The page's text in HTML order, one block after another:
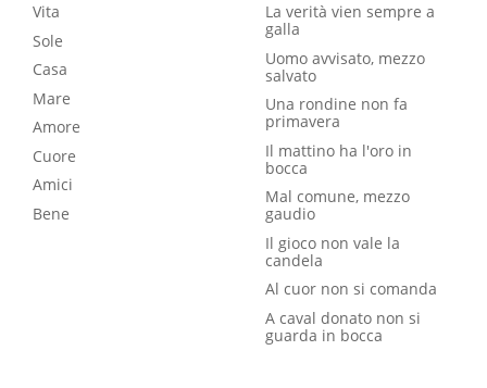
Vita
Sole
Casa
Mare
Amore
Cuore
Amici
Bene
La verità vien sempre a
galla
Uomo avvisato, mezzo
salvato
Una rondine non fa
primavera
Il mattino ha l'oro in
bocca
Mal comune, mezzo
gaudio
Il gioco non vale la
candela
Al cuor non si comanda
A caval donato non si
guarda in bocca